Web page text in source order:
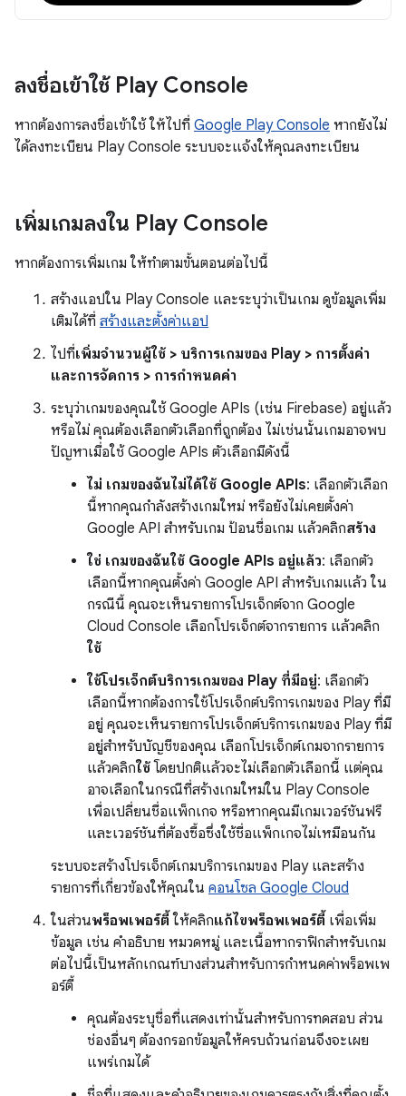
ลงชื่อเข้าใช้ Play Console
หากต้องการลงชื่อเข้าใช้ ให้ไปที่ Google Play Console หากยังไม่
ได้ลงทะเบียน Play Console ระบบจะแจ้งให้คุณลงทะเบียน
เพิ่มเกมลงใน Play Console
หากต้องการเพิ่มเกม ให้ทำตามขั้นตอนต่อไปนี้
สร้างแอปใน Play Console และระบุว่าเป็นเกม ดูข้อมูลเพิ่ม
เติมได้ที่ สร้างและตั้งค่าแอป
ไปที่เพิ่มจำนวนผู้ใช้ > บริการเกมของ Play > การตั้งค่า
และการจัดการ > การกำหนดค่า
ระบุว่าเกมของคุณใช้ Google APIs (เช่น Firebase) อยู่แล้ว
หรือไม่ คุณต้องเลือกตัวเลือกที่ถูกต้อง ไม่เช่นนั้นเกมอาจพบ
ปัญหาเมื่อใช้ Google APIs ตัวเลือกมีดังนี้
ไม่ เกมของฉันไม่ได้ใช้ Google APIs: เลือกตัวเลือก
นี้หากคุณกำลังสร้างเกมใหม่ หรือยังไม่เคยตั้งค่า
Google API สำหรับเกม ป้อนชื่อเกม แล้วคลิกสร้าง
ใช่ เกมของฉันใช้ Google APIs อยู่แล้ว: เลือกตัว
เลือกนี้หากคุณตั้งค่า Google API สำหรับเกมแล้ว ใน
กรณีนี้ คุณจะเห็นรายการโปรเจ็กต์จาก Google
Cloud Console เลือกโปรเจ็กต์จากรายการ แล้วคลิก
ใช้
ใช้โปรเจ็กต์บริการเกมของ Play ที่มีอยู่: เลือกตัว
เลือกนี้หากต้องการใช้โปรเจ็กต์บริการเกมของ Play ที่มี
อยู่ คุณจะเห็นรายการโปรเจ็กต์บริการเกมของ Play ที่มี
อยู่สำหรับบัญชีของคุณ เลือกโปรเจ็กต์เกมจากรายการ
แล้วคลิกใช้ โดยปกติแล้วจะไม่เลือกตัวเลือกนี้ แต่คุณ
อาจเลือกในกรณีที่สร้างเกมใหม่ใน Play Console
เพื่อเปลี่ยนชื่อแพ็กเกจ หรือหากคุณมีเกมเวอร์ชันฟรี
และเวอร์ชันที่ต้องซื้อซึ่งใช้ชื่อแพ็กเกจไม่เหมือนกัน
ระบบจะสร้างโปรเจ็กต์เกมบริการเกมของ Play และสร้าง
รายการที่เกี่ยวข้องให้คุณใน คอนโซล Google Cloud
ในส่วนพร็อพเพอร์ตี้ ให้คลิกแก้ไขพร็อพเพอร์ตี้ เพื่อเพิ่ม
ข้อมูล เช่น คำอธิบาย หมวดหมู่ และเนื้อหากราฟิกสำหรับเกม
ต่อไปนี้เป็นหลักเกณฑ์บางส่วนสำหรับการกำหนดค่าพร็อพเพ
อร์ตี้
คุณต้องระบุชื่อที่แสดงเท่านั้นสำหรับการทดสอบ ส่วน
ช่องอื่นๆ ต้องกรอกข้อมูลให้ครบถ้วนก่อนจึงจะเผย
แพร่เกมได้